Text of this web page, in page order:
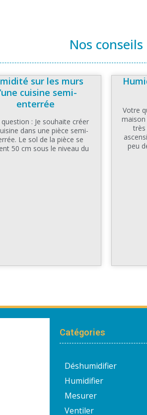
Nos conseils
sur les murs
cuisine semi-
enterrée
: Je souhaite créer
dans une pièce semi-
Le sol de la pièce se
50 cm sous le niveau du
Votre
maison
très
peu
Catégories
Déshumidifier
Humidifier
Mesurer
Ventiler